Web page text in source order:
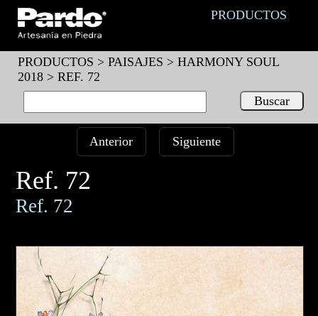
PRODUCTOS
PRODUCTOS > PAISAJES > HARMONY SOUL
2018> REF. 72
Anterior Siguiente
Ref. 72
Ref. 72